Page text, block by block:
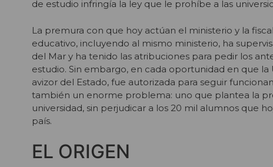
de estudio infringía la ley que le prohíbe a las
La premura con que hoy actúan el ministerio y la
educativo, incluyendo al mismo ministerio, ha
del Mar y ha tenido las atribuciones para pedir los
estudio. Sin embargo, en cada oportunidad en que
avizor del Estado, fue autorizada para seguir
también un enorme problema: uno que plantea la
universidad, sin perjudicar a los 20 mil alumnos que
país.
EL ORIGEN